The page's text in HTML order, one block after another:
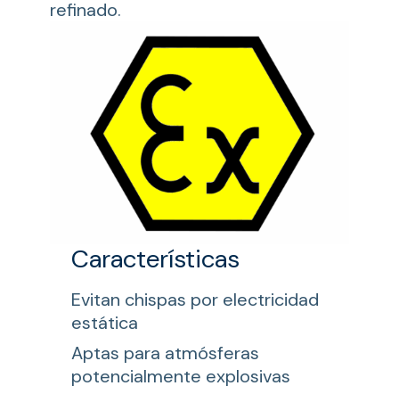
refinado.
Características
Evitan chispas por electricidad
estática
Aptas para atmósferas
potencialmente explosivas